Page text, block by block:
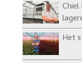
Chiel
Het